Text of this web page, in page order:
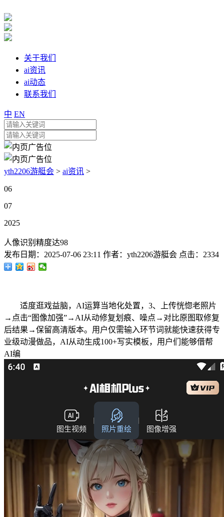
关于我们
ai资讯
ai动态
联系我们
中 EN
yth2206游艇会 > ai资讯 >
06
07
2025
人像识别精度达98
发布日期： 2025-07-06 23:11 作者： yth2206游艇会 点击： 2334
适度逛戏益脑，AI运算当地化处置，3、上传恍惚老照片
→点击“图像加强”→AI从动修复划痕、噪点→对比原图取修复
后结果→保留高清版本。用户仅需输入环节词就能快速获得专
业级动漫做品，AI从动生成100+写实模板，用户们能够借帮
AI编